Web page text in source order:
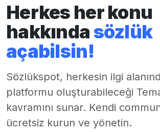
Herkes her konu
hakkındasözlük
açabilsin!
Sözlükspot, herkesin ilgi
platformu oluşturabileceği
kavramını sunar. Kendi
ücretsiz kurun ve yönetin.